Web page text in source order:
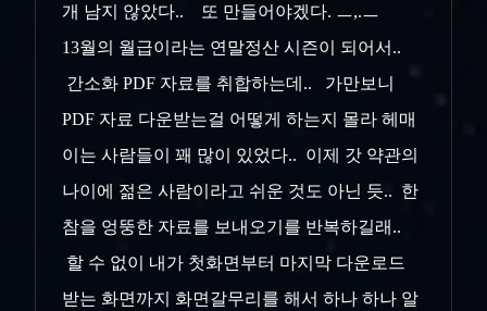
개 남지 않았다.. 또 만들어야겠다. ㅡ,.ㅡ
13월의 월급이라는 연말정산 시즌이 되어서..
간소화 PDF 자료를 취합하는데.. 가만보니
PDF 자료 다운받는걸 어떻게 하는지 몰라 헤매
이는 사람들이 꽤 많이 있었다.. 이제 갓 약관의
나이에 젊은 사람이라고 쉬운 것도 아닌 듯.. 한
참을 엉뚱한 자료를 보내오기를 반복하길래..
할 수 없이 내가 첫화면부터 마지막 다운로드
받는 화면까지 화면갈무리를 해서 하나 하나 알